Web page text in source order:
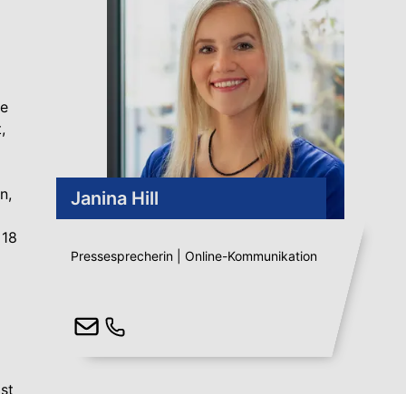
Janina Hill
Pressesprecherin | Online-Kommunikation